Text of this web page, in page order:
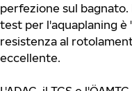
perfezione sul
test per l'aquaplaning è
resistenza al
eccellente.